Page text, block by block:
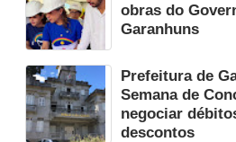
obras do
Garanhuns
Prefeitura de
Semana de
negociar
descontos